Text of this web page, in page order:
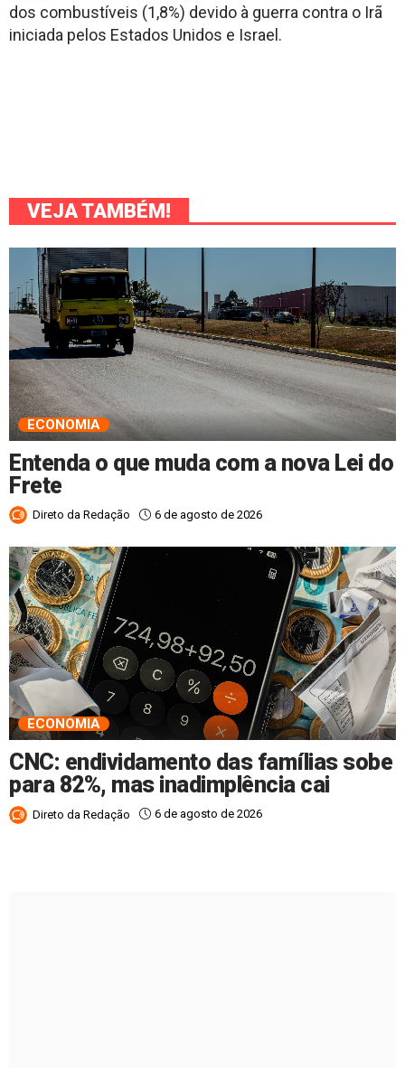
dos combustíveis (1,8%) devido à guerra contra o Irã
iniciada pelos Estados Unidos e Israel.
VEJA TAMBÉM!
ECONOMIA
Entenda o que muda com a nova Lei do
Frete
Direto da Redação 6 de agosto de 2026
ECONOMIA
CNC: endividamento das famílias sobe
para 82%, mas inadimplência cai
Direto da Redação 6 de agosto de 2026